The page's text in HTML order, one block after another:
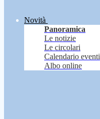
Novità
Panoramica
Le notizie
Le circolari
Calendario eventi
Albo online